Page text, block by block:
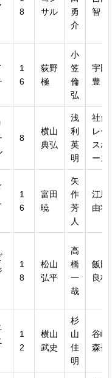
8
サル
勇
介
智
1
6
荻野
極
小
笠
倫
弘
宇田
豊
8
横山
典弘
浅
利
英
明
社台
レー
スホ
ース
1
6
富田
暁
矢
作
芳
人
江馬
由将
1
8
松山
弘平
高
橋
一
哉
飯田
良枝
1
2
横山
武史
杉
山
佳
明
谷崎
森吾